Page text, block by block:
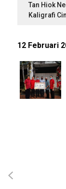
Tan Hiok
Kaligrafi
12 Februari
‹